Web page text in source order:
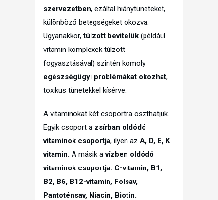
szervezetben, ezáltal hiánytüneteket,
különböző betegségeket okozva.
Ugyanakkor,túlzott bevitelük (például
vitamin komplexek túlzott
fogyasztásával) szintén komoly
egészségügyi problémákat okozhat,
toxikus tünetekkel kísérve.
A vitaminokat két csoportra oszthatjuk.
Egyik csoport a zsírban oldódó
vitaminok csoportja, ilyen az A, D, E, K
vitamin. A másik avízben oldódó
vitaminok csoportja: C-vitamin, B1,
B2, B6, B12-vitamin, Folsav,
Pantoténsav, Niacin, Biotin.